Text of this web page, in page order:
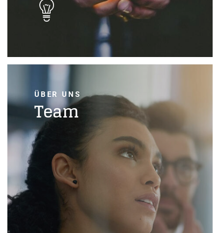
ÜBER UNS
Team